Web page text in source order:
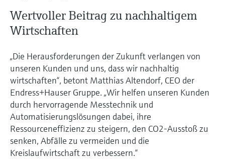
Wertvoller Beitrag zu nachhaltigem
Wirtschaften
„Die Herausforderungen der Zukunft verlangen von
unseren Kunden und uns, dass wir nachhaltig
wirtschaften“, betont Matthias Altendorf, CEO der
Endress+Hauser Gruppe. „Wir helfen unseren Kunden
durch hervorragende Messtechnik und
Automatisierungslösungen dabei, ihre
Ressourceneffizienz zu steigern, den CO2-Ausstoß zu
senken, Abfälle zu vermeiden und die
Kreislaufwirtschaft zu verbessern.“